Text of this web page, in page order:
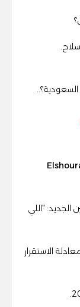
"اللي
الاستقرار